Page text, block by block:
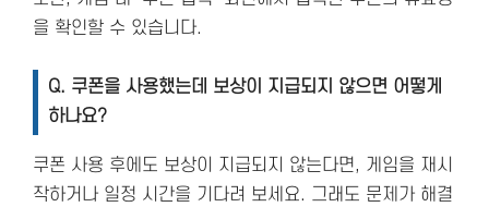
을 확인할 수 있습니다.
Q. 쿠폰을 사용했는데 보상이 지급되지 않으면 어떻게
하나요?
쿠폰 사용 후에도 보상이 지급되지 않는다면, 게임을 재시
작하거나 일정 시간을 기다려 보세요. 그래도 문제가 해결